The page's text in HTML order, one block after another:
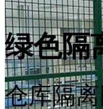
绿色隔
仓库隔